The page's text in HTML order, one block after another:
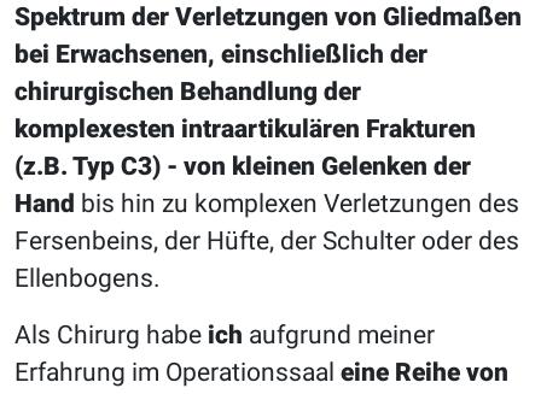
Spektrum der Verletzungen von Gliedmaßen
bei Erwachsenen, einschließlich der
chirurgischen Behandlung der
komplexesten intraartikulären Frakturen
(z.B. Typ C3) - von kleinen Gelenken der
Hand bis hin zu komplexen Verletzungen des
Fersenbeins, der Hüfte, der Schulter oder des
Ellenbogens.
Als Chirurg habe ich aufgrund meiner
Erfahrung im Operationssaal eine Reihe von